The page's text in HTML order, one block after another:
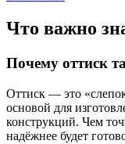
Что важно
Почему оттиск
Оттиск — это
основой для
конструкций. Чем
надёжнее будет